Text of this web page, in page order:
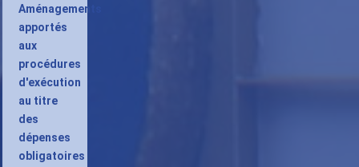
Aménagements
apportés
aux
procédures
d'exécution
au titre
des
dépenses
obligatoires